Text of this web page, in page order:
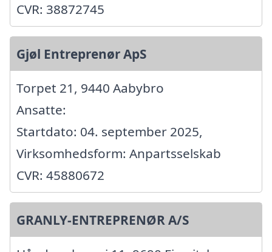
CVR: 38872745
Gjøl Entreprenør ApS
Torpet 21, 9440 Aabybro
Ansatte:
Startdato: 04. september 2025,
Virksomhedsform: Anpartsselskab
CVR: 45880672
GRANLY-ENTREPRENØR A/S